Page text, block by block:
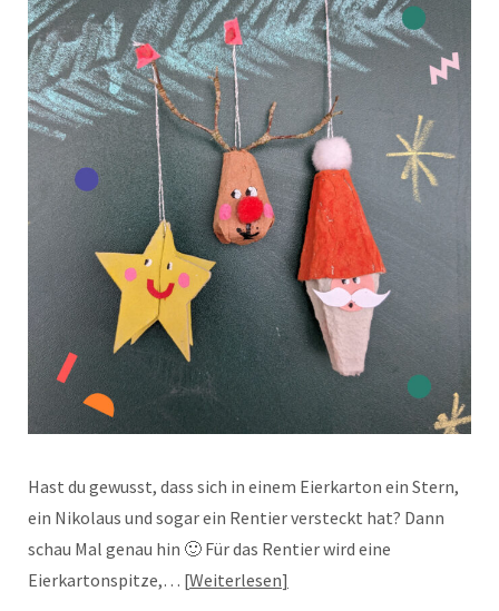
Hast du gewusst, dass sich in einem Eierkarton ein Stern,
ein Nikolaus und sogar ein Rentier versteckt hat? Dann
schau Mal genau hin 🙂 Für das Rentier wird eine
Eierkartonspitze,… Weiterlesen